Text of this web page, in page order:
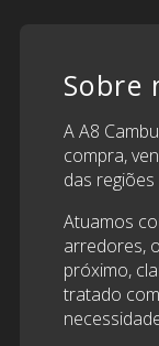
Sobre
A A8
compra,
das
Atuamos
arredores,
próximo,
tratado